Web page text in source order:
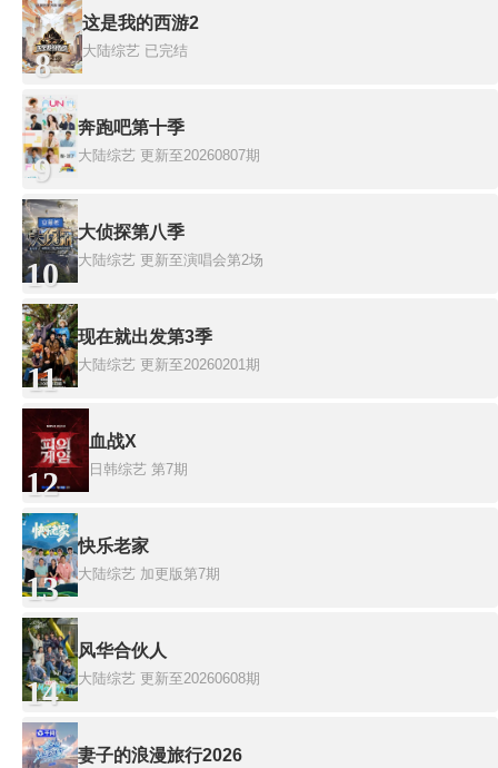
8
这是我的西游2
大陆综艺 已完结
9
奔跑吧第十季
大陆综艺 更新至20260807期
10
大侦探第八季
大陆综艺 更新至演唱会第2场
11
现在就出发第3季
大陆综艺 更新至20260201期
12
血战X
日韩综艺 第7期
13
快乐老家
大陆综艺 加更版第7期
14
风华合伙人
大陆综艺 更新至20260608期
妻子的浪漫旅行2026